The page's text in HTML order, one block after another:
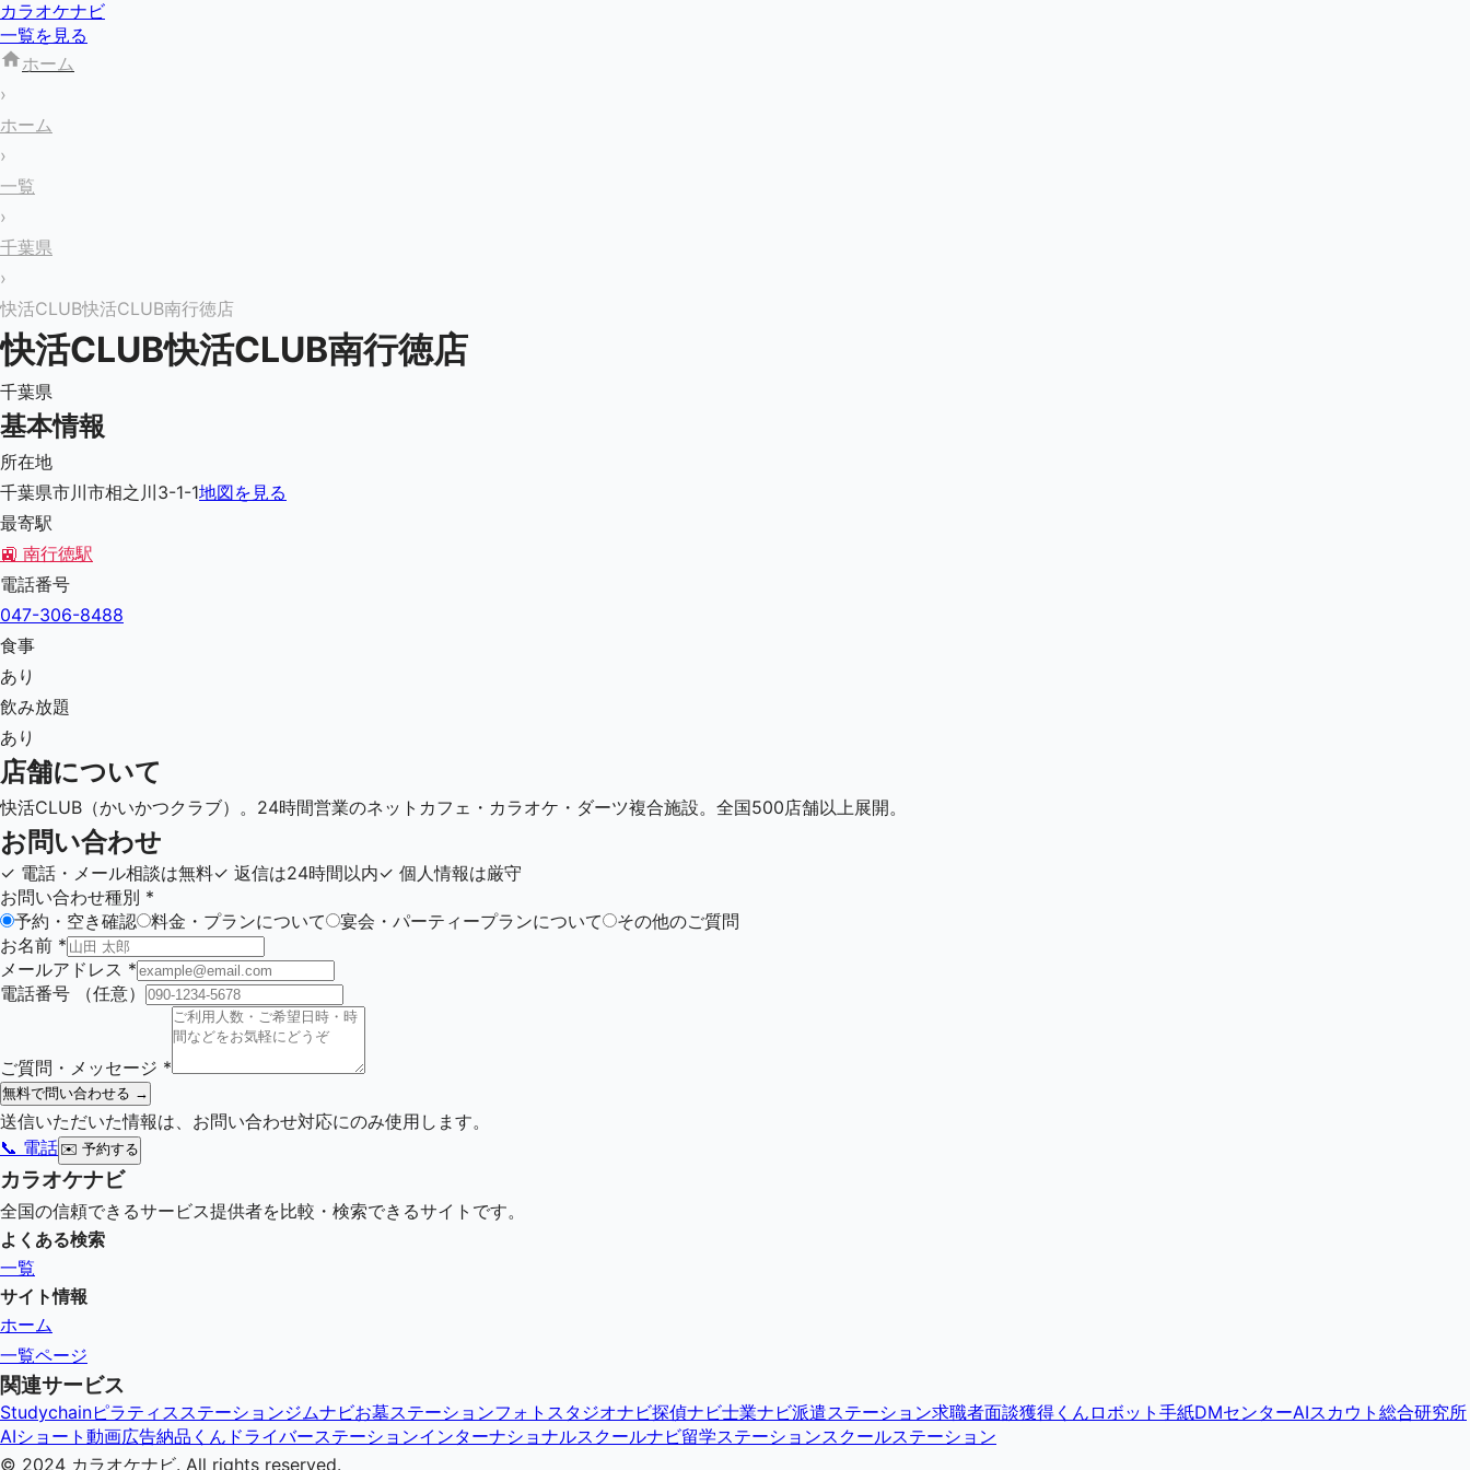
カラオケナビ
一覧を見る
ホーム
›
ホーム
›
一覧
›
千葉県
›
快活CLUB快活CLUB南行徳店
快活CLUB快活CLUB南行徳店
千葉県
基本情報
所在地
千葉県市川市相之川3-1-1地図を見る
最寄駅
🚉 南行徳駅
電話番号
047-306-8488
食事
あり
飲み放題
あり
店舗について
快活CLUB（かいかつクラブ）。24時間営業のネットカフェ・カラオケ・ダーツ複合施設。全国500店舗以上展開。
お問い合わせ
✓ 電話・メール相談は無料✓ 返信は24時間以内✓ 個人情報は厳守
お問い合わせ種別 *
予約・空き確認
料金・プランについて 宴会・パーティープランについて
その他のご質問
お名前 *
メールアドレス *
電話番号
（任意）
ご質問・メッセージ *
無料で問い合わせる →
送信いただいた情報は、お問い合わせ対応にのみ使用します。
📞 電話 ✉️ 予約する
カラオケナビ
全国の信頼できるサービス提供者を比較・検索できるサイトです。
よくある検索
一覧
サイト情報
ホーム
一覧ページ
関連サービス
Studychainピラティスステーションジムナビお墓ステーションフォトスタジオナビ探偵ナビ士業ナビ派遣ステーション求職者面談獲得くん ロボット手紙DMセンターAIスカウト総合研究所
AIショート動画広告納品くん ドライバーステーションインターナショナルスクールナビ留学ステーションスクールステーション
© 2024 カラオケナビ. All rights reserved.